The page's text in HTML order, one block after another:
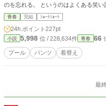
のを忘れる。 というのはよくある笑い
青春 完結 ｼｮｰﾄｼｮｰﾄ
24h.ポイント 227pt
小説 5,998 位 / 228,634件 青春 66
プール パンツ 着替え
最